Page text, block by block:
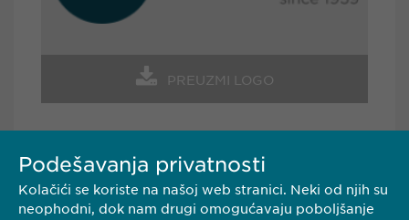
PREUZMI LOGO
KONTAKT
Podešavanja privatnosti
Kolačići se koriste na našoj web stranici. Neki od njih su
neophodni, dok nam drugi omogućavaju poboljšanje